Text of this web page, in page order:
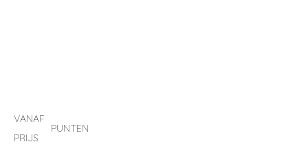
VANAF
PRIJS
PUNTEN